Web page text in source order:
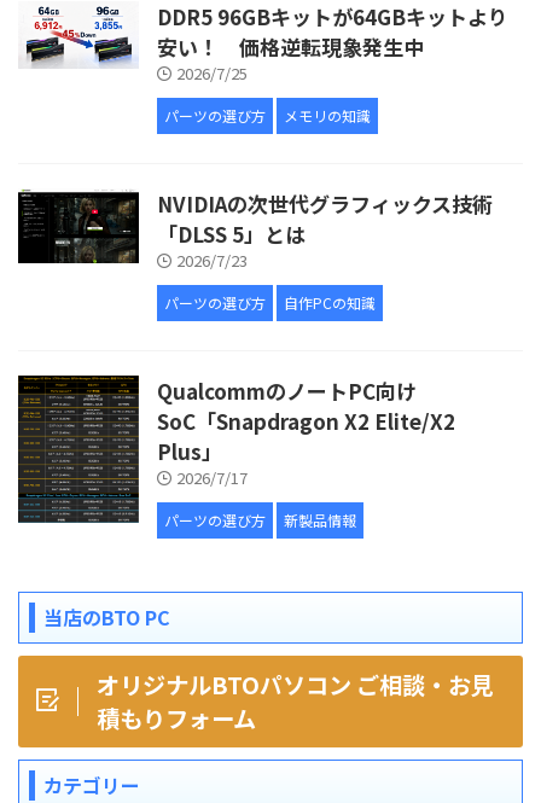
DDR5 96GBキットが64GBキットより
安い！ 価格逆転現象発生中
2026/7/25
パーツの選び方 メモリの知識
NVIDIAの次世代グラフィックス技術
「DLSS 5」とは
2026/7/23
パーツの選び方 自作PCの知識
QualcommのノートPC向け
SoC「Snapdragon X2 Elite/X2
Plus」
2026/7/17
パーツの選び方 新製品情報
当店のBTO PC
オリジナルBTOパソコン ご相談・お見
積もりフォーム
カテゴリー